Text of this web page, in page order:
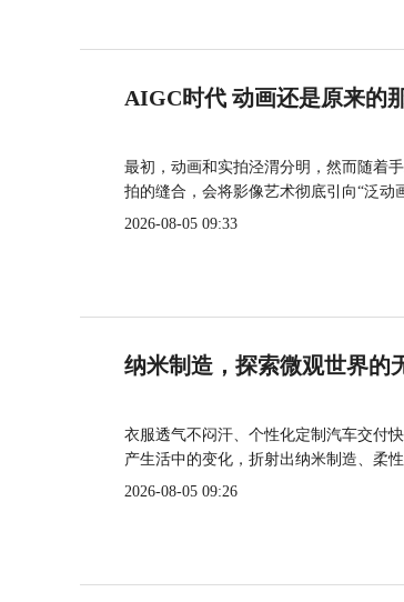
AIGC时代 动画还是原来的
最初，动画和实拍泾渭分明，然而随着
拍的缝合，会将影像艺术彻底引向“泛动
2026-08-05 09:33
纳米制造，探索微观世界的
衣服透气不闷汗、个性化定制汽车交付
产生活中的变化，折射出纳米制造、柔
2026-08-05 09:26